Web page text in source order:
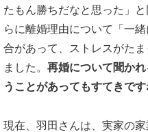
たもん勝ちだなと思った」
らに離婚理由について「一
合があって、ストレスがた
ました。 再婚について聞か
うことがあってもすてきで
現在、羽田さんは、実家の家